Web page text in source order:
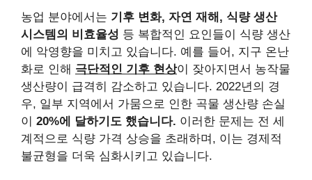
농업 분야에서는 기후 변화, 자연 재해, 식량 생산
시스템의 비효율성 등 복합적인 요인들이 식량 생산
에 악영향을 미치고 있습니다. 예를 들어, 지구 온난
화로 인해 극단적인 기후 현상이 잦아지면서 농작물
생산량이 급격히 감소하고 있습니다. 2022년의 경
우, 일부 지역에서 가뭄으로 인한 곡물 생산량 손실
이 20%에 달하기도 했습니다. 이러한 문제는 전 세
계적으로 식량 가격 상승을 초래하며, 이는 경제적
불균형을 더욱 심화시키고 있습니다.